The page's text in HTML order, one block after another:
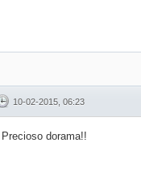
10-02-2015, 06:23
Precioso dorama!!